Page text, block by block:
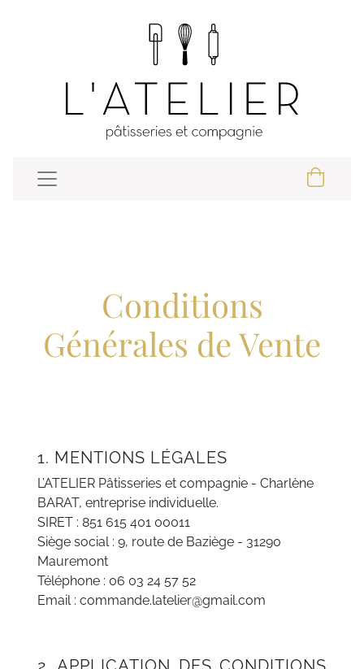
Conditions
Générales de Vente
1. MENTIONS LÉGALES
L’ATELIER Pâtisseries et compagnie - Charlène
BARAT, entreprise individuelle.
SIRET : 851 615 401 00011
Siège social : 9, route de Baziège - 31290
Mauremont
Téléphone : 06 03 24 57 52
Email : commande.latelier@gmail.com